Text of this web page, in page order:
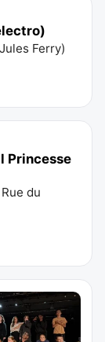
Ferry)
Princesse
du